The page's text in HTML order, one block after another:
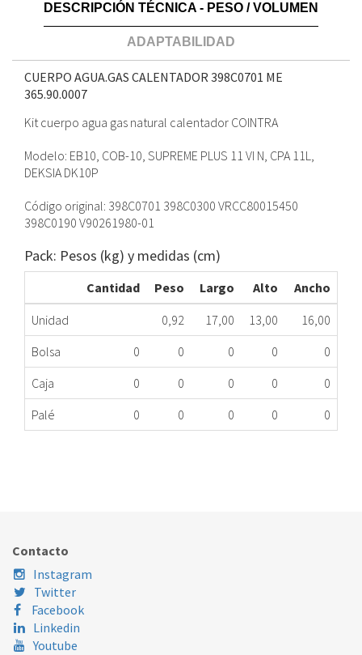
DESCRIPCIÓN TÉCNICA - PESO / VOLUMEN
ADAPTABILIDAD
CUERPO AGUA.GAS CALENTADOR 398C0701 ME
365.90.0007
Kit cuerpo agua gas natural calentador COINTRA
Modelo: EB10, COB-10, SUPREME PLUS 11 VI N, CPA 11L,
DEKSIA DK10P
Código original: 398C0701 398C0300 VRCC80015450
398C0190 V90261980-01
Pack: Pesos (kg) y medidas (cm)
Cantidad Peso Largo Alto
Ancho
Unidad
0,92 17,00 13,00
16,00
Bolsa
0 0 0 0
0
Caja
0 0 0 0
0
Palé
0 0 0 0 0
STANDARD
Contacto
Instagram
Twitter
Facebook
Linkedin
Youtube